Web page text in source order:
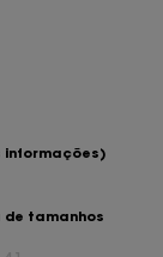
informações)
de tamanhos